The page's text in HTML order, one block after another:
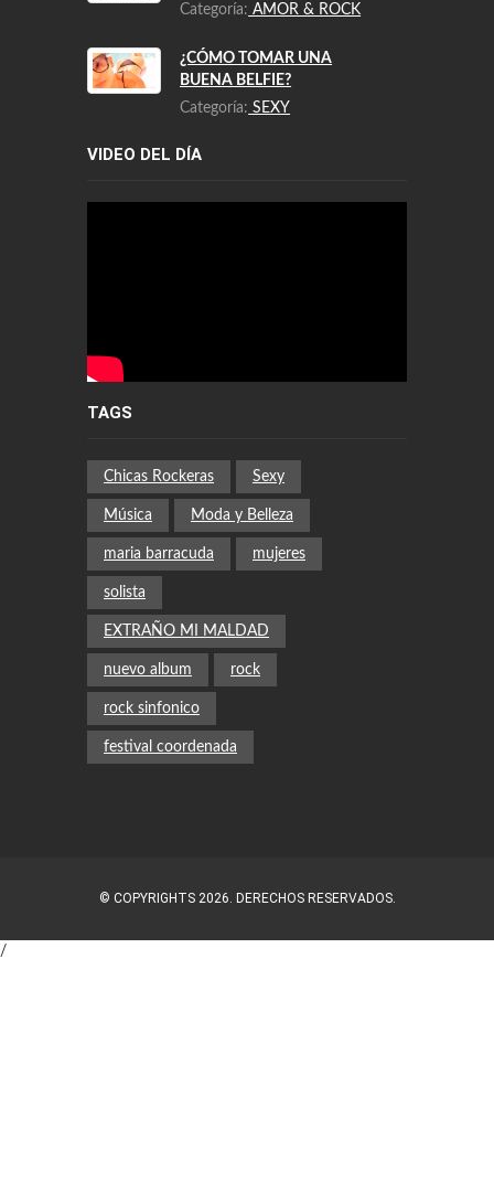
Categoría:AMOR & ROCK
¿CÓMO TOMAR UNA
BUENA BELFIE?
Categoría:SEXY
VIDEO DEL DÍA
TAGS
Chicas Rockeras Sexy
Música Moda y Belleza
maria barracuda mujeres
solista
EXTRAÑO MI MALDAD
nuevo album rock
rock sinfonico
festival coordenada
© COPYRIGHTS 2026. DERECHOS RESERVADOS.
/